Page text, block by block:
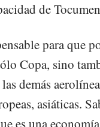
de
para que
Copa, sino
demás
asiáticas.
es una